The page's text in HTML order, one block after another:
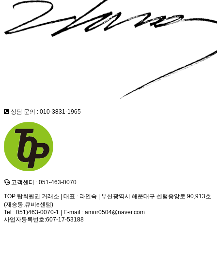
상담 문의 : 010-3831-1965
고객센터 : 051-463-0070
TOP 탑회원권 거래소 | 대표 : 라인숙 | 부산광역시 해운대구 센텀중앙로 90,913호
(재송동,큐비e센텀)
Tel : 051)463-0070-1 | E-mail : amor0504@naver.com
사업자등록번호:607-17-53188